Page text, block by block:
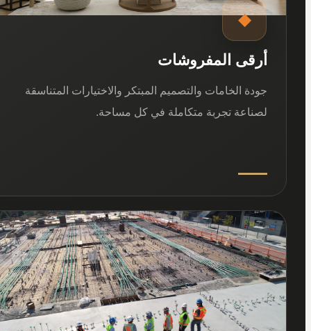
◆
أرقى المفروشات
جودة الخامات والتصميم المبتكر والاختيارات المتناسقة
لصناعة تجربة متكاملة في كل مساحة.
03